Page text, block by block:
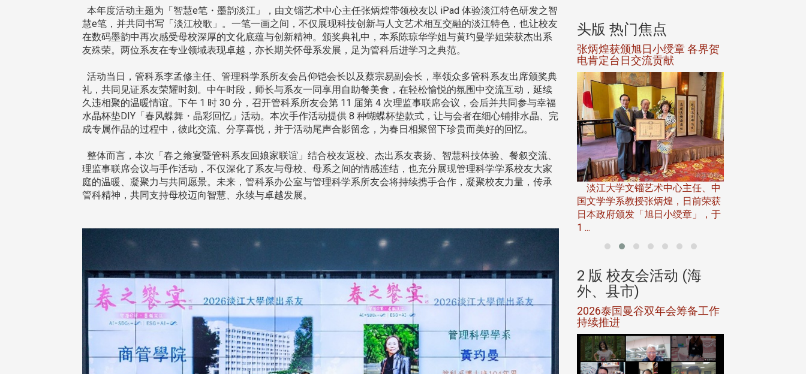
本年度活动主题为「智慧e笔・墨韵淡江」，由文锱艺术中心主任张炳煌带领校友以 iPad 体验淡江特色研发之智
慧e笔，并共同书写「淡江校歌」。一笔一画之间，不仅展现科技创新与人文艺术相互交融的淡江特色，也让校友
在数码墨韵中再次感受母校深厚的文化底蕴与创新精神。颁奖典礼中，本系陈琼华学姐与黄玓曼学姐荣获杰出系
友殊荣。两位系友在专业领域表现卓越，亦长期关怀母系发展，足为管科后进学习之典范。
活动当日，管科系李孟修主任、管理科学系所友会吕仰铠会长以及蔡宗易副会长，率领众多管科系友出席颁奖典
礼，共同见证系友荣耀时刻。中午时段，师长与系友一同享用自助餐美食，在轻松愉悦的氛围中交流互动，延续
久违相聚的温暖情谊。下午 1 时 30 分，召开管科系所友会第 11 届第 4 次理监事联席会议，会后并共同参与幸福
水晶杯垫DIY「春风蝶舞・晶彩回忆」活动。本次手作活动提供 8 种蝴蝶杯垫款式，让与会者在细心铺排水晶、完
成专属作品的过程中，彼此交流、分享喜悦，并于活动尾声合影留念，为春日相聚留下珍贵而美好的回忆。
整体而言，本次「春之飨宴暨管科系友回娘家联谊」结合校友返校、杰出系友表扬、智慧科技体验、餐叙交流、
理监事联席会议与手作活动，不仅深化了系友与母校、母系之间的情感连结，也充分展现管理科学学系校友大家
庭的温暖、凝聚力与共同愿景。未来，管科系办公室与管理科学系所友会将持续携手合作，凝聚校友力量，传承
管科精神，共同支持母校迈向智慧、永续与卓越发展。
大学主任秘书曾守正率队
大学主任秘书、中文系校友
学校友服务相关同仁莅临本 ...
头版 热门焦点
十四载深耕校友情谊 校友处
相伴同行
校友处执行长彭春阳于115年7月
校友服务、凝聚海内外校友情 ...
头版 热门焦点
校友处新任执行长武士戎上
淡江大学于115年7月30日(四)举
办布达暨单位主管交接典礼。115
头版 热门焦点
淡江大学董事会议改选案报部
董事
24日(三)下午5时 ...
头版 热门焦点
张炳煌获颁旭日小绶章 各界贺
电肯定台日交流贡献
淡江大学文锱艺术中心主任、中
国文学学系教授张炳煌，日前荣获
日本政府颁发「旭日小绶章」，于
1 ...
校友会活动 (海
2 版 校友会活动 (海
外、县市)
台北市校友会6月份活动
2 版 校友会活动 (海
台中市校友会拜会卢秀燕市
长 校友交流智慧治理凝聚向
心力
2 版 校友会活动 (海
南加州校友会召开115年年中
理事会议 许宗由当选116年
会长 并获授权承办下届世界
2 版 校友会活动 (海
外、县市)
2026泰国曼谷双年会筹备工作
持续推进